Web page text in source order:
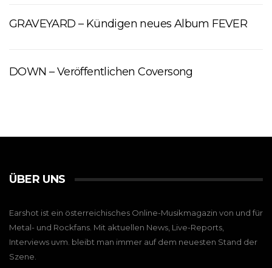
GRAVEYARD – Kündigen neues Album FEVER
DOWN – Veröffentlichen Coversong
ÜBER UNS
Earshot ist ein österreichisches Online-Musikmagazin von und für
Metal- und Rockfans. Mit aktuellen News, Live-Reports,
Interviews uvm. bleibt man immer auf dem neuesten Stand der
Szene.